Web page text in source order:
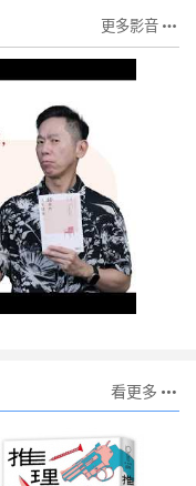
更多影音
看更多